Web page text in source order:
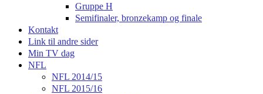
Gruppe H
Semifinaler, bronzekamp og finale
Kontakt
Link til andre sider
Min TV dag
NFL
NFL 2014/15
NFL 2015/16